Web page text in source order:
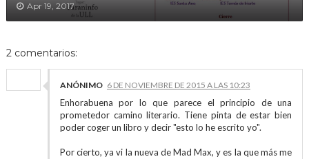
Apr 19, 2017
2 comentarios:
ANÓNIMO 6 DE NOVIEMBRE DE 2015 A LAS 10:23
Enhorabuena por lo que parece el principio de una
prometedor camino literario. Tiene pinta de estar bien
poder coger un libro y decir "esto lo he escrito yo".
Por cierto, ya vi la nueva de Mad Max, y es la que más me